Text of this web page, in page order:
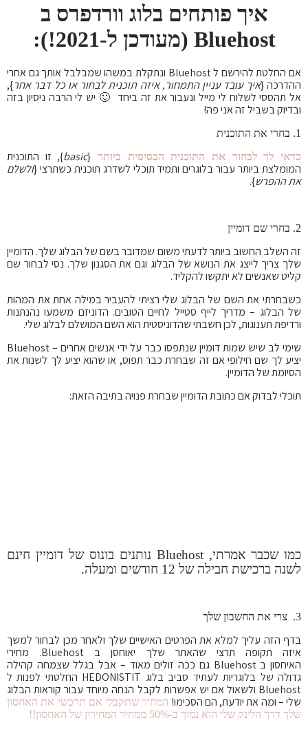
איך פותחים בלוג וורדפרס ב
Bluehost (מעודכן ל-2021!):
אם החלטת להירשם ל Bluehost ונתקלת במשהו שמבלבל אותך גם אחרי
ההדרכה {איך עובד עניין התמחור, איזה תוכנית לבחור או כל דבר אחר},
אל תהססי לשלוח לי מייל ונעבור את זה ביחד 🙂 יש לי הרבה ניסיון בזה
ובדיוק בשביל זה אני פה!
1. בחרי את התוכנית
כדאי לך לבחור את התוכנית הבסיסית ביותר {
basic}, זו התוכנית
המומלצת ביותר עבור בלוגרים ותמיד תוכלי לשדרג תוכנית כשתרצי {ולשלם
את ההפרש}.
2. בחרי שם דומיין
זה השלב החשוב ביותר לדעתי משום שמדובר בשם של הבלוג שלך. הדומיין
שלך צריך לייצג את הנושא של הבלוג וגם את הסגנון שלך. נסי לבחור שם
קליט שאנשים לא יתקשו להקליד.
כשבחרתי את השם של הבלוג שלי רציתי להעביר במילה אחת את המהות
של הבלוג – מדריך לייף סטייל לחיים הטובים. הדוניזם משמעו נהנתנות
ורדיפת תענוגות, לכן חשבתי שהדוניסטית הוא השם המושלם לבלוג שלי.
שימי לב שיש שמות דומיין שנתפסו כבר על ידי אנשים אחרים – Bluehost
יציע לך שם חילופי אם זה שבחרת כבר תפוס, או שהוא יציע לך לשנות את
הסיומת של הדומיין.
תוכלי לבדוק אם כתובת הדומיין שבחרת פנויה בתיבה הזאת:
כמו שכבר אמרתי, Bluehost נותנים בונוס של דומיין חינם
לשנה ברכישת חבילה של 12 חודשים ומעלה.
3. צרי את החשבון שלך
בדף הזה עליך למלא את הפרטים האישיים שלך ולאחר מכן לבחור למשך
איזה תקופה תרצי שהאתר שלך יאוחסן ב Bluehost. מחירי
האיחסון ב Bluehost גם ככה זולים מאוד – אבל בגלל שצמחה קהילה
גדולה של בלוגריות לעתיד סביב בלוג HEDONISTIT החלטתי לפנות ל
Bluehost ולשאול אם יש אפשרות לקבל הנחה מיוחד עבור קוראות הבלוג
שלי – ומה את יודעת, הם הסכימו! המחיר שתקבלי אם תרכשי את האחסון
שלך דרך הלינק שלי הוא נמוך ב-50% ממחיר המחירון של האחסון!!